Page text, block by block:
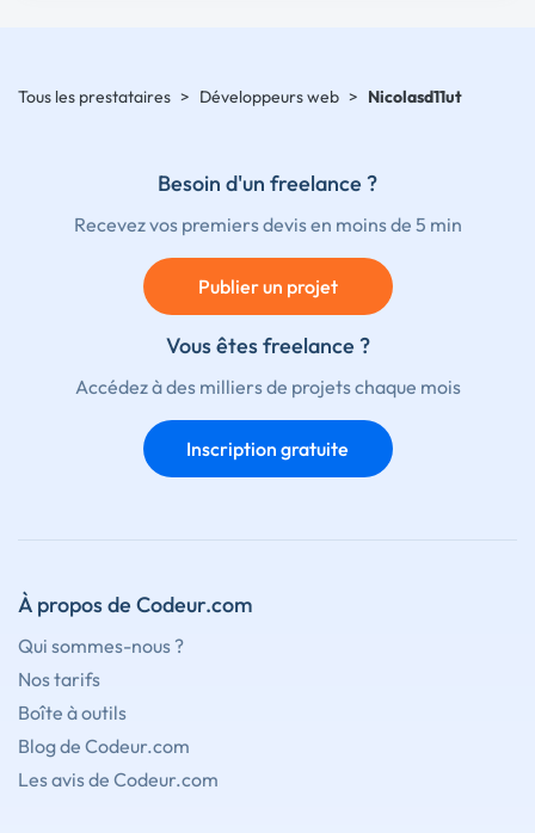
Tous les prestataires > Développeurs web > Nicolasd11ut
Besoin d'un freelance ?
Recevez vos premiers devis en moins de 5 min
Publier un projet
Vous êtes freelance ?
Accédez à des milliers de projets chaque mois
Inscription gratuite
À propos de Codeur.com
Qui sommes-nous ?
Nos tarifs
Boîte à outils
Blog de Codeur.com
Les avis de Codeur.com